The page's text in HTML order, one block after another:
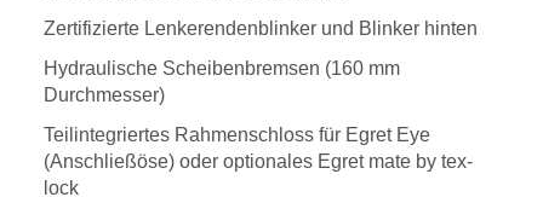
Zertifizierte Lenkerendenblinker und Blinker hinten
Hydraulische Scheibenbremsen (160 mm
Durchmesser)
Teilintegriertes Rahmenschloss für Egret Eye
(Anschließöse) oder optionales Egret mate by tex-
lock